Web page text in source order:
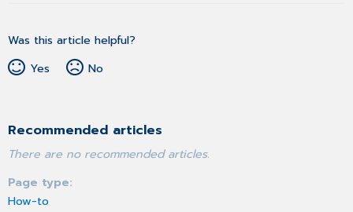
Was this article helpful?
Yes
No
Recommended articles
There are no recommended articles.
Page type
How-to